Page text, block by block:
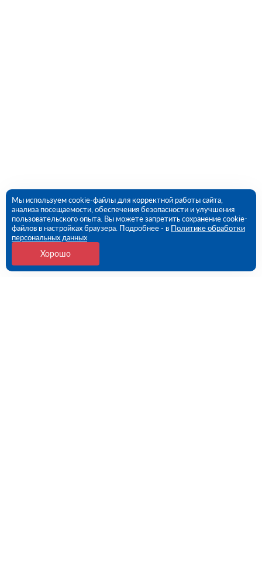
Мы используем cookie-файлы для корректной работы сайта,
анализа посещаемости, обеспечения безопасности и улучшения
пользовательского опыта. Вы можете запретить сохранение cookie-
файлов в настройках браузера. Подробнее - в Политике обработки
персональных данных
Хорошо